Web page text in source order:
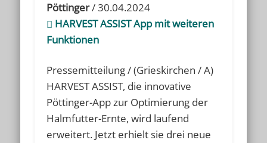
Pöttinger/ 30.04.2024
HARVEST ASSIST App mit weiteren
Funktionen
Pressemitteilung / (Grieskirchen / A)
HARVEST ASSIST, die innovative
Pöttinger-App zur Optimierung der
Halmfutter-Ernte, wird laufend
erweitert. Jetzt erhielt sie drei neue